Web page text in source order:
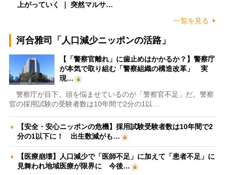
上がっていく ｜ 突然マルサ…
一覧を見る
河合雅司「人口減少ニッポンの活路」
【「警察官離れ」に歯止めはかかるか？】警察庁
が本気で取り組む「警察組織の構造改革」 実
現…
警察庁が目下、頭を悩ませているのが「警察官不足」だ。警察
官の採用試験の受験者数は10年間で2分の1以…
【安全・安心ニッポンの危機】採用試験受験者数は10年間で2
分の1以下に！ 出生数減がも…
【医療崩壊】人口減少で「医師不足」に加えて「患者不足」に
見舞われ地域医療が限界に 今後…